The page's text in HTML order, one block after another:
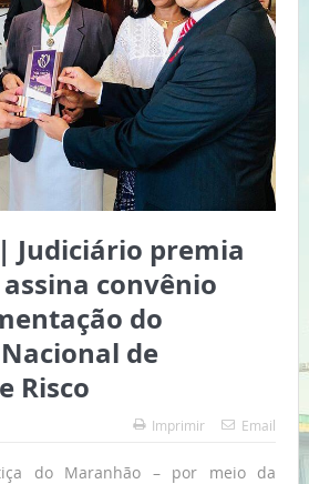
| Judiciário premia
convênio
do
de
Risco
Imprimir Email
do Maranhão – por meio da